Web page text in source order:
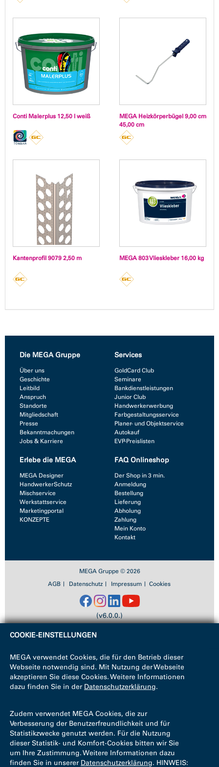
Conti Malerplus 12,50 l weiß
MEGA Heizkörperbügel 9,00 cm
45,00 cm
Kantenprofil 9079 2,50 m MEGA 803 Vlieskleber 16,00 kg
Die MEGA Gruppe
Über uns
Geschichte
Leitbild
Anspruch
Standorte
Mitgliedschaft
Presse
Bekanntmachungen
Jobs & Karriere
Services
GoldCard Club
Seminare
Bankdienstleistungen
Junior Club
Handwerkerwerbung
Farbgestaltungsservice
Planer- und Objektservice
Autokauf
EVP-Preislisten
Erlebe die MEGA
MEGA Designer
HandwerkerSchutz
Mischservice
Werkstattservice
Marketingportal
KONZEPTE
FAQ Onlineshop
Der Shop in 3 min.
Anmeldung
Bestellung
Lieferung
Abholung
Zahlung
Mein Konto
Kontakt
MEGA Gruppe © 2026
AGB
Datenschutz Impressum Cookies
(v6.0.0.)
COOKIE-EINSTELLUNGEN
MEGA verwendet Cookies, die für den Betrieb dieser
Webseite notwendig sind. Mit Nutzung der Webseite
akzeptieren Sie diese Cookies. Weitere Informationen
dazu finden Sie in der Datenschutzerklärung.
Zudem verwendet MEGA Cookies, die zur
Verbesserung der Benutzerfreundlichkeit und für
Statistikzwecke genutzt werden. Für die Nutzung
dieser Statistik- und Komfort-Cookies bitten wir Sie
um Ihre Zustimmung. Weitere Informationen dazu
finden Sie in unserer Datenschutzerklärung. HINWEIS: